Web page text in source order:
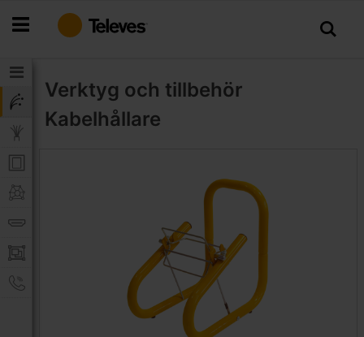
till
Verktyg och tillbehör
Kabelhållare